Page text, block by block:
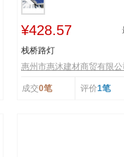
¥428.57
栈桥路灯
惠州市惠沐建材商贸有限公
成交0笔 评价1笔